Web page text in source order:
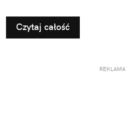
Czytaj całość
REKLAMA